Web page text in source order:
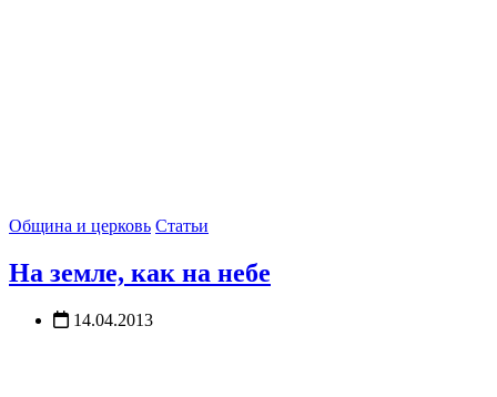
Община и церковь Статьи
На земле, как на небе
14.04.2013